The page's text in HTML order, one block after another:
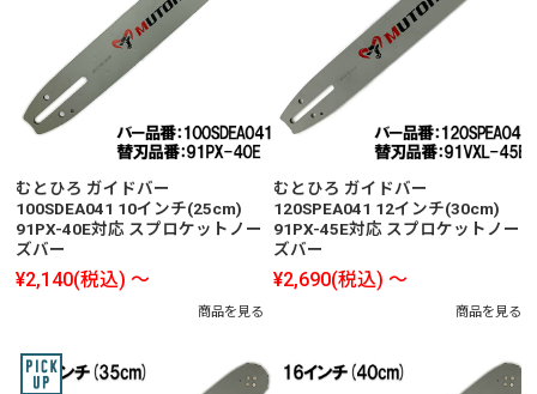
むとひろ ガイドバー
100SDEA041 10インチ(25cm)
91PX-40E対応 スプロケットノー
ズバー
¥2,140(税込) ～
商品を見る
むとひろ ガイドバー
120SPEA041 12インチ(30cm)
91PX-45E対応 スプロケットノー
ズバー
¥2,690(税込) ～
商品を見る